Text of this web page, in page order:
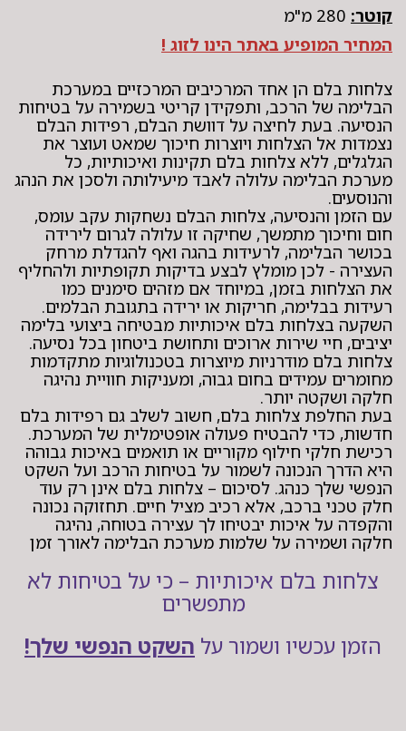
קוטר:
המחיר המופיע באתר הינו לזוג !
צלחות בלם הן אחד המרכיבים המרכזיים במערכת
הבלימה של הרכב, ותפקידן קריטי בשמירה על בטיחות
הנסיעה. בעת לחיצה על דוושת הבלם, רפידות הבלם
נצמדות אל הצלחות ויוצרות חיכוך שמאט ועוצר את
הגלגלים, ללא צלחות בלם תקינות ואיכותיות, כל
מערכת הבלימה עלולה לאבד מיעילותה ולסכן את הנהג
והנוסעים.
עם הזמן והנסיעה, צלחות הבלם נשחקות עקב עומס,
חום וחיכוך מתמשך, שחיקה זו עלולה לגרום לירידה
בכושר הבלימה, לרעידות בהגה ואף להגדלת מרחק
העצירה - לכן מומלץ לבצע בדיקות תקופתיות ולהחליף
את הצלחות בזמן, במיוחד אם מזהים סימנים כמו
רעידות בבלימה, חריקות או ירידה בתגובת הבלמים.
השקעה בצלחות בלם איכותיות מבטיחה ביצועי בלימה
יציבים, חיי שירות ארוכים ותחושת ביטחון בכל נסיעה.
צלחות בלם מודרניות מיוצרות בטכנולוגיות מתקדמות
מחומרים עמידים בחום גבוה, ומעניקות חוויית נהיגה
חלקה ושקטה יותר.
בעת החלפת צלחות בלם, חשוב לשלב גם רפידות בלם
חדשות, כדי להבטיח פעולה אופטימלית של המערכת.
רכישת חלקי חילוף מקוריים או תואמים באיכות גבוהה
היא הדרך הנכונה לשמור על בטיחות הרכב ועל השקט
הנפשי שלך כנהג. לסיכום – צלחות בלם אינן רק עוד
חלק טכני ברכב, אלא רכיב מציל חיים. תחזוקה נכונה
והקפדה על איכות יבטיחו לך עצירה בטוחה, נהיגה
חלקה ושמירה על שלמות מערכת הבלימה לאורך זמן
צלחות בלם איכותיות – כי על בטיחות לא
מתפשרים
הזמן עכשיו ושמור על השקט הנפשי שלך!